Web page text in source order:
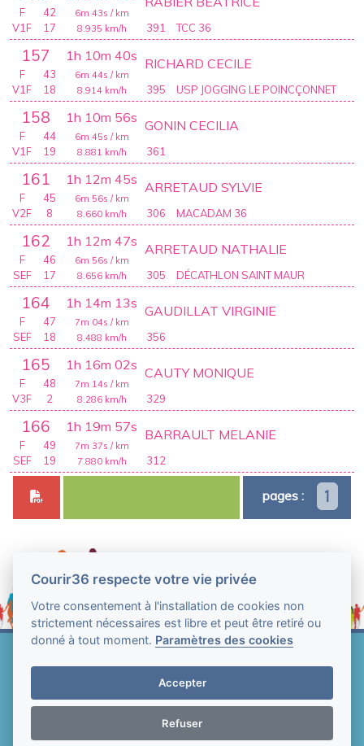
391
6m 43s / km
8.935 km/h
F
42
V1F
17 TCC 36
157 1h 10m 40s
395
RICHARD CECILE
6m 44s / km
8.914 km/h
F
43
V1F
18 USP JOGGING LE POINCÇONNET
158 1h 10m 56s
361
GONIN CECILIA
6m 45s / km
8.881 km/h
F
44
V1F
19
161 1h 12m 45s
306
ARRETAUD SYLVIE
6m 56s / km
8.660 km/h
F
45
V2F
8 MACADAM 36
162 1h 12m 47s
305
ARRETAUD NATHALIE
6m 56s / km
8.656 km/h
F
46
SEF
17 DÉCATHLON SAINT MAUR
164 1h 14m 13s
356
GAUDILLAT VIRGINIE
7m 04s / km
8.488 km/h
F
47
SEF
18
165 1h 16m 02s
329
CAUTY MONIQUE
7m 14s / km
8.286 km/h
F
48
V3F
2
166 1h 19m 57s
312
BARRAULT MELANIE
7m 37s / km
7.880 km/h
F
49
SEF
19
pages : 1
2004-2026
Mentions légales et conditions générales
Courir36 respecte votre vie privée
Votre consentement à l'installation de cookies non
strictement nécessaires est libre et peut être retiré ou
donné à tout moment. Paramètres des cookies
Accepter
Refuser